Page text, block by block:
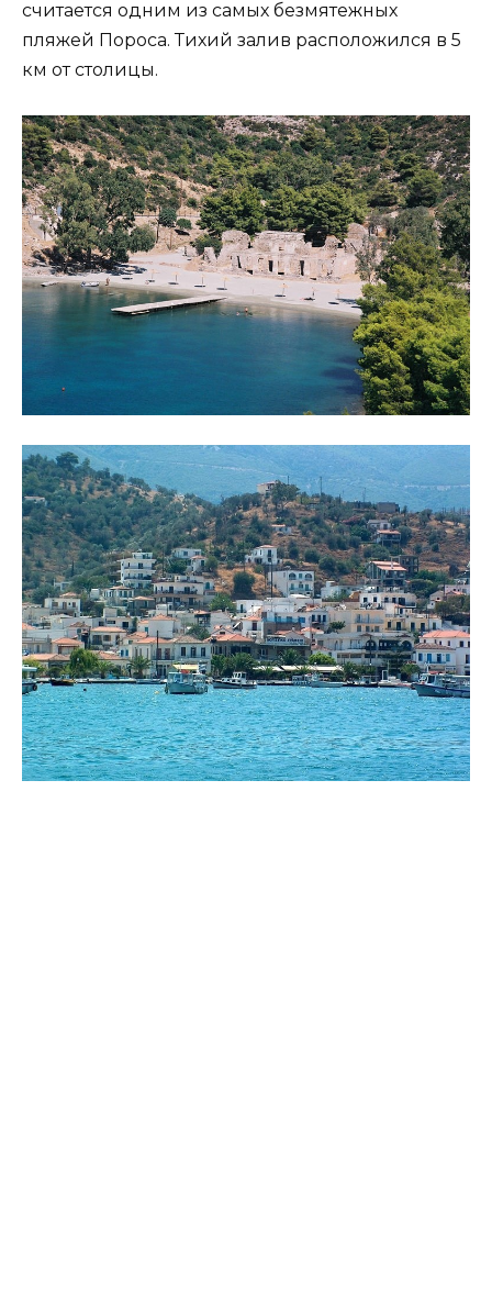
считается одним из самых безмятежных
пляжей Пороса. Тихий залив расположился в 5
км от столицы.